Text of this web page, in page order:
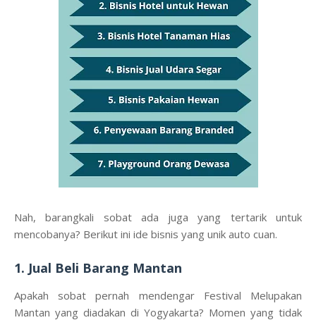
Nah, barangkali sobat ada juga yang tertarik untuk
mencobanya? Berikut ini ide bisnis yang unik auto cuan.
1. Jual Beli Barang Mantan
Apakah sobat pernah mendengar Festival Melupakan
Mantan yang diadakan di Yogyakarta? Momen yang tidak